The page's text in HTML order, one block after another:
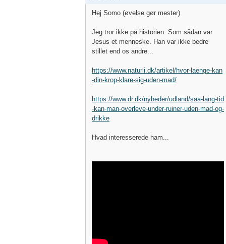
Hej Somo (øvelse gør mester)
Jeg tror ikke på historien. Som sådan var
Jesus et menneske. Han var ikke bedre
stillet end os andre...
https://www.naturli.dk/artikel/hvor-laenge-kan
-din-krop-klare-sig-uden-mad/
https://www.dr.dk/nyheder/udland/saa-lang-tid
-kan-man-overleve-under-ruiner-uden-mad-og-
drikke
Hvad interesserede ham...